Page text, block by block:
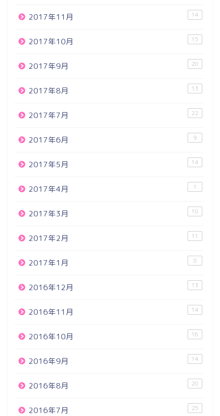
2017年11月 14
2017年10月 15
2017年9月 20
2017年8月 13
2017年7月 22
2017年6月 9
2017年5月 14
2017年4月 1
2017年3月 10
2017年2月 11
2017年1月 8
2016年12月 13
2016年11月 14
2016年10月 16
2016年9月 14
2016年8月 20
2016年7月 25